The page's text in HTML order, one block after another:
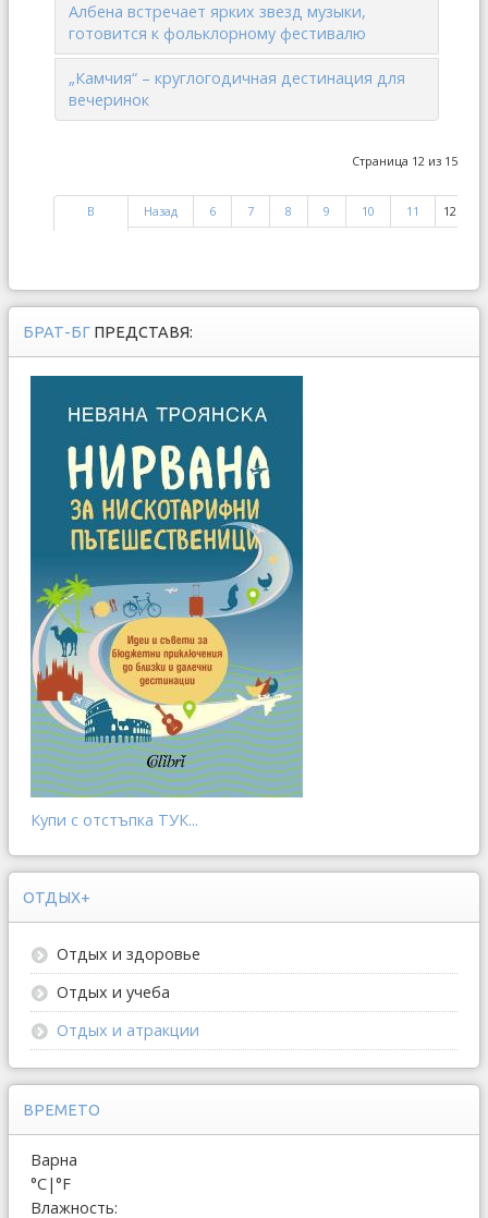
Албена встречает ярких звезд музыки,
готовится к фольклорному фестивалю
„Камчия“ – круглогодичная дестинация для
вечеринок
Страница 12 из 15
В
Назад 6 7 8 9 10 11 12
БРАТ-БГ ПРЕДСТАВЯ:
Купи с отстъпка ТУК...
ОТДЫХ+
Отдых и здоровье
Отдых и учеба
Отдых и атракции
ВРЕМЕТО
Варна
°C|°F
Влажность: